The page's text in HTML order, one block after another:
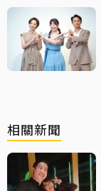
相關新聞